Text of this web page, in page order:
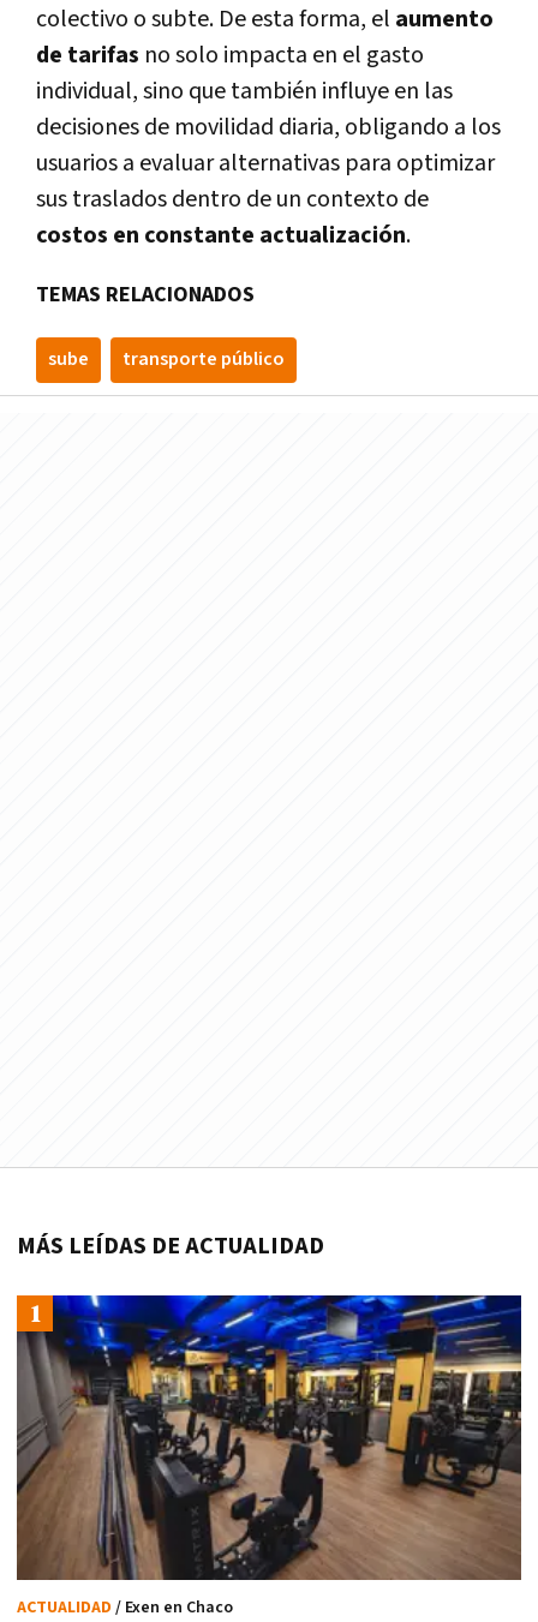
colectivo o subte. De esta forma, el aumento
de tarifas no solo impacta en el gasto
individual, sino que también influye en las
decisiones de movilidad diaria, obligando a los
usuarios a evaluar alternativas para optimizar
sus traslados dentro de un contexto de
costos en constante actualización.
TEMAS RELACIONADOS
sube transporte público
MÁS LEÍDAS DE ACTUALIDAD
ACTUALIDAD / Exen en Chaco